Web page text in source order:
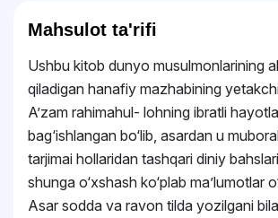
Mahsulot ta'rifi
Ushbu kitob dunyo musulmonlarining
qiladigan hanafiy mazhabining
Aʼzam rahimahul- lohning ibratli
bag‘ishlangan bo‘lib, asardan u
tarjimai hollaridan tashqari diniy
shunga o‘xshash ko‘plab maʼlumotlar
Asar sodda va ravon tilda yozilgani